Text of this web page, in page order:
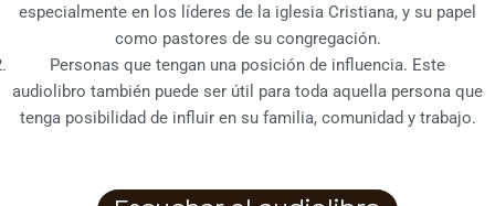
especialmente en los líderes de la iglesia Cristiana, y su papel
como pastores de su congregación.
Personas que tengan una posición de influencia. Este
audiolibro también puede ser útil para toda aquella persona que
tenga posibilidad de influir en su familia, comunidad y trabajo.